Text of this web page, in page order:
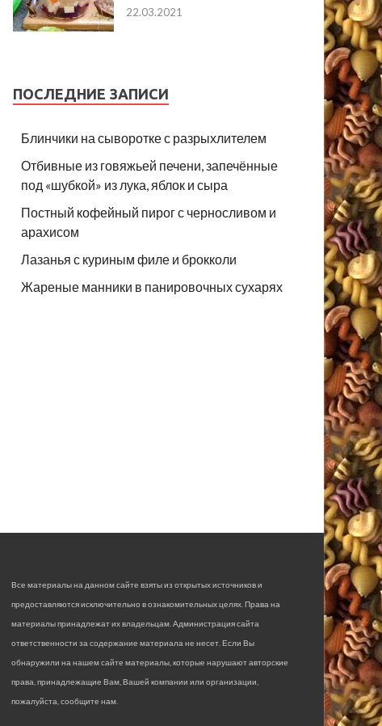
22.03.2021
ПОСЛЕДНИЕ ЗАПИСИ
Блинчики на сыворотке с разрыхлителем
Отбивные из говяжьей печени, запечённые
под «шубкой» из лука, яблок и сыра
Постный кофейный пирог с черносливом и
арахисом
Лазанья с куриным филе и брокколи
Жареные манники в панировочных сухарях
Все материалы на данном сайте взяты из открытых источников и
предоставляются исключительно в ознакомительных целях. Права на
материалы принадлежат их владельцам. Администрация сайта
ответственности за содержание материала не несет. Если Вы
обнаружили на нашем сайте материалы, которые нарушают авторские
права, принадлежащие Вам, Вашей компании или организации,
пожалуйста, сообщите нам.